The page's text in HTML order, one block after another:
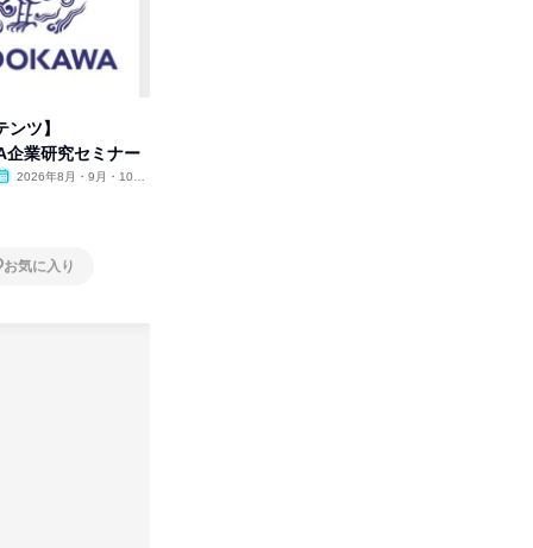
ンツ】
企業研究セミナー
2026年8月・9月・10
お気に入り